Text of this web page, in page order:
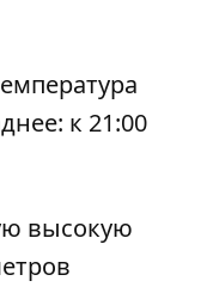
к 21:00
высокую